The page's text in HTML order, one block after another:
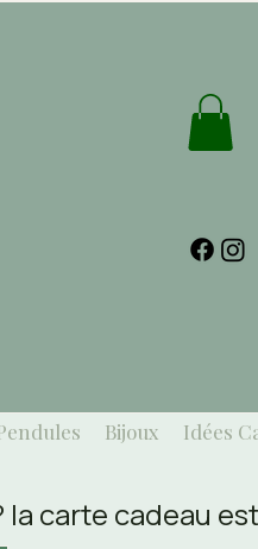
la carte cadeau est
Bijoux Idées